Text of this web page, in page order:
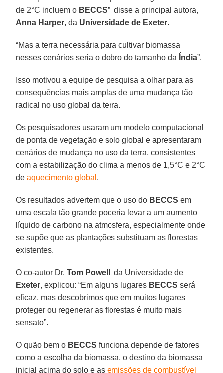
de 2°C incluem o BECCS”, disse a principal autora,
Anna Harper, da Universidade de Exeter.
“Mas a terra necessária para cultivar biomassa
nesses cenários seria o dobro do tamanho da Índia”.
Isso motivou a equipe de pesquisa a olhar para as
consequências mais amplas de uma mudança tão
radical no uso global da terra.
Os pesquisadores usaram um modelo computacional
de ponta de vegetação e solo global e apresentaram
cenários de mudança no uso da terra, consistentes
com a estabilização do clima a menos de 1,5°C e 2°C
deaquecimento global .
Os resultados advertem que o uso do BECCS em
uma escala tão grande poderia levar a um aumento
líquido de carbono na atmosfera, especialmente onde
se supõe que as plantações substituam as florestas
existentes.
O co-autor Dr.Tom Powell , da Universidade de
Exeter, explicou: “Em alguns lugares BECCS será
eficaz, mas descobrimos que em muitos lugares
proteger ou regenerar as florestas é muito mais
sensato”.
O quão bem o BECCS funciona depende de fatores
como a escolha da biomassa, o destino da biomassa
inicial acima do solo e asemissões de combustível